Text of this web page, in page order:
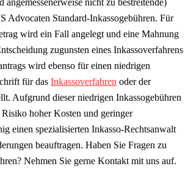
Advocaten Standard-Inkassogebühren. Für
wird ein Fall angelegt und eine Mahnung
zugunsten eines Inkassoverfahrens
wird ebenso für einen niedrigen
für das Inkassoverfahren oder der
Aufgrund dieser niedrigen Inkassogebühren
hoher Kosten und geringer
einen spezialisierten Inkasso-Rechtsanwalt
beauftragen. Haben Sie Fragen zu
Nehmen Sie gerne Kontakt mit uns auf.